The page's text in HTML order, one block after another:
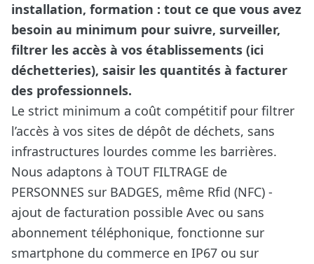
installation, formation : tout ce que vous avez
besoin au minimum pour suivre, surveiller,
filtrer les accès à vos établissements (ici
déchetteries), saisir les quantités à facturer
des professionnels.
Le strict minimum a coût compétitif pour filtrer
l’accès à vos sites de dépôt de déchets, sans
infrastructures lourdes comme les barrières.
Nous adaptons à TOUT FILTRAGE de
PERSONNES sur BADGES, même Rfid (NFC) -
ajout de facturation possible Avec ou sans
abonnement téléphonique, fonctionne sur
smartphone du commerce en IP67 ou sur